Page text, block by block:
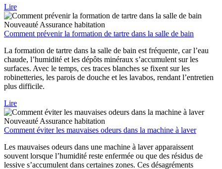
Lire
Nouveauté Assurance habitation
Comment prévenir la formation de tartre dans la salle de bain
La formation de tartre dans la salle de bain est fréquente, car l’eau
chaude, l’humidité et les dépôts minéraux s’accumulent sur les
surfaces. Avec le temps, ces traces blanches se fixent sur les
robinetteries, les parois de douche et les lavabos, rendant l’entretien
plus difficile.
Lire
Nouveauté Assurance habitation
Comment éviter les mauvaises odeurs dans la machine à laver
Les mauvaises odeurs dans une machine à laver apparaissent
souvent lorsque l’humidité reste enfermée ou que des résidus de
lessive s’accumulent dans certaines zones. Ces désagréments